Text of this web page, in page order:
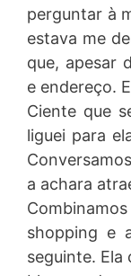
perguntar à
estava me
que, apesar
e endereço.
Ciente que
liguei para
a achara
shopping e
seguinte.